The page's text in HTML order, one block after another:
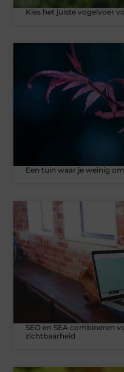
Kies het juiste vogelvoer
Een tuin waar je weinig
SEO en SEA combineren
zichtbaarheid